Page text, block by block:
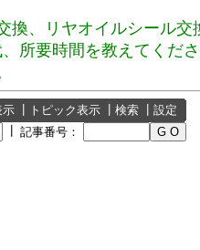
換、リヤオイルシール交
所要時間を教えてくだ
示 トピック表示 検索
設定
記事番号：